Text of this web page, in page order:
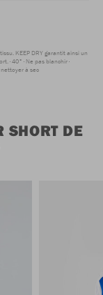
KEEP DRY garantit ainsi un
40° Ne pas blanchir
nettoyer à sec
SHORT DE